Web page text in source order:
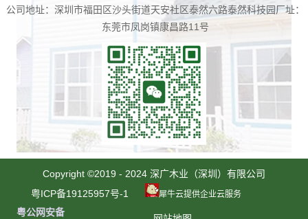
公司地址：深圳市福田区沙头街道天安社区泰然六路泰然科技园厂址：
东莞市凤岗镇康昌路11号
Copyright ©2019 - 2024 深广木业（深圳）有限公司
粤ICP备19125957号-1
犀牛云提供企业云服务
粤公网安备